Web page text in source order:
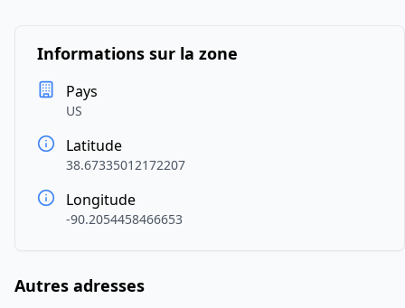
Informations sur la zone
Pays
US
Latitude
38.67335012172207
Longitude
-90.2054458466653
Autres adresses